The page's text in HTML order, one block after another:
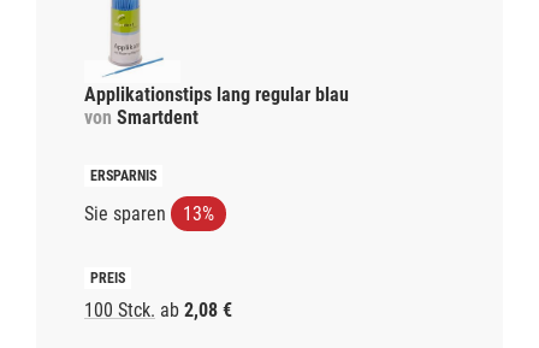
Applikationstips lang regular blau
von Smartdent
Sie sparen 13%
100 Stck. ab 2,08 €